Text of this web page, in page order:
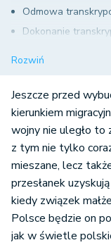
Odmowa
Dokonanie
podsumowanie
Rozwiń
Jeszcze przed
kierunkiem
wojny nie uległo to
z tym nie tylko
mieszane, lecz
przesłanek
kiedy związek
Polsce będzie on
jak w świetle